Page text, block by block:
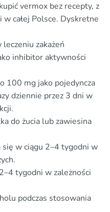
vermox bez recepty, z
całej Polsce. Dyskretne
zakażeń
inhibitor aktywności
100 mg jako pojedyncza
dziennie przez 3 dni w
do żucia lub zawiesina
się w ciągu 2–4 tygodni w
tygodni w zależności
podczas stosowania